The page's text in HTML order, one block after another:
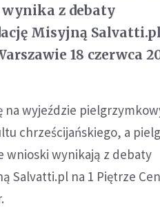
z debaty
Misyjną
18 czerwca
wyjeździe
chrześcijańskiego, a
wnioski wynikają z debaty
Salvatti.pl na 1 Piętrze